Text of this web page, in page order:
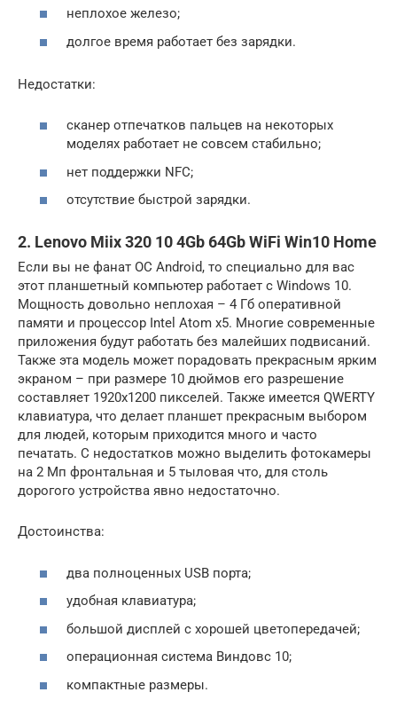
неплохое железо;
долгое время работает без зарядки.
Недостатки:
сканер отпечатков пальцев на некоторых
моделях работает не совсем стабильно;
нет поддержки NFC;
отсутствие быстрой зарядки.
2. Lenovo Miix 320 10 4Gb 64Gb WiFi Win10 Home
Если вы не фанат ОС Android, то специально для вас
этот планшетный компьютер работает с Windows 10.
Мощность довольно неплохая – 4 Гб оперативной
памяти и процессор Intel Atom x5. Многие современные
приложения будут работать без малейших подвисаний.
Также эта модель может порадовать прекрасным ярким
экраном – при размере 10 дюймов его разрешение
составляет 1920х1200 пикселей. Также имеется QWERTY
клавиатура, что делает планшет прекрасным выбором
для людей, которым приходится много и часто
печатать. С недостатков можно выделить фотокамеры
на 2 Мп фронтальная и 5 тыловая что, для столь
дорогого устройства явно недостаточно.
Достоинства:
два полноценных USB порта;
удобная клавиатура;
большой дисплей с хорошей цветопередачей;
операционная система Виндовс 10;
компактные размеры.